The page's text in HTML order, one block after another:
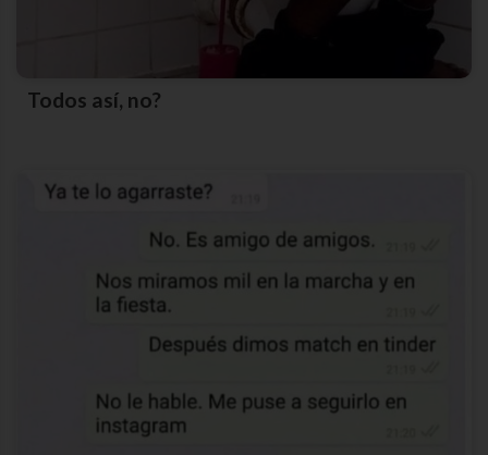
Todos así, no?